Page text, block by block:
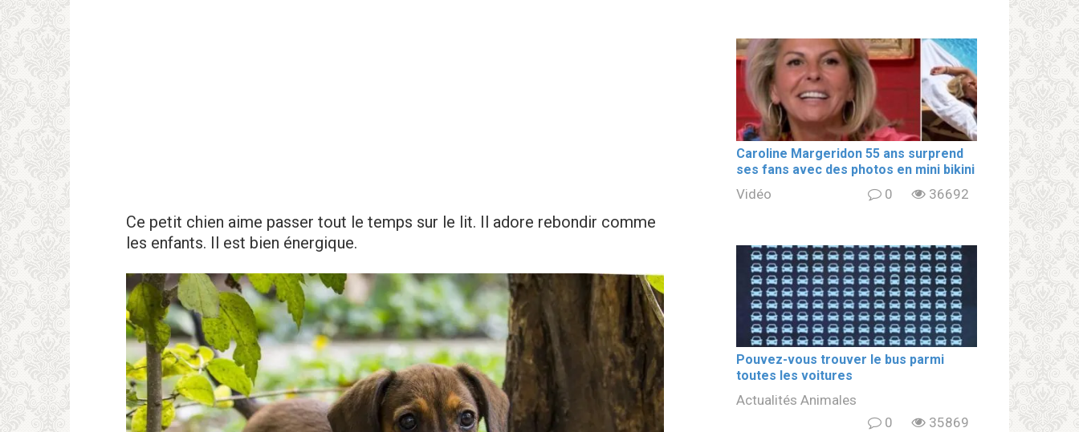
Ce petit chien aime passer tout le temps sur le lit. Il adore rebondir comme
les enfants. Il est bien énergique.
Caroline Margeridon 55 ans surprend
ses fans avec des photos en mini bikini
Vidéo 0 36692
Pouvez-vous trouver le bus parmi
toutes les voitures
Actualités Animales
0
35869